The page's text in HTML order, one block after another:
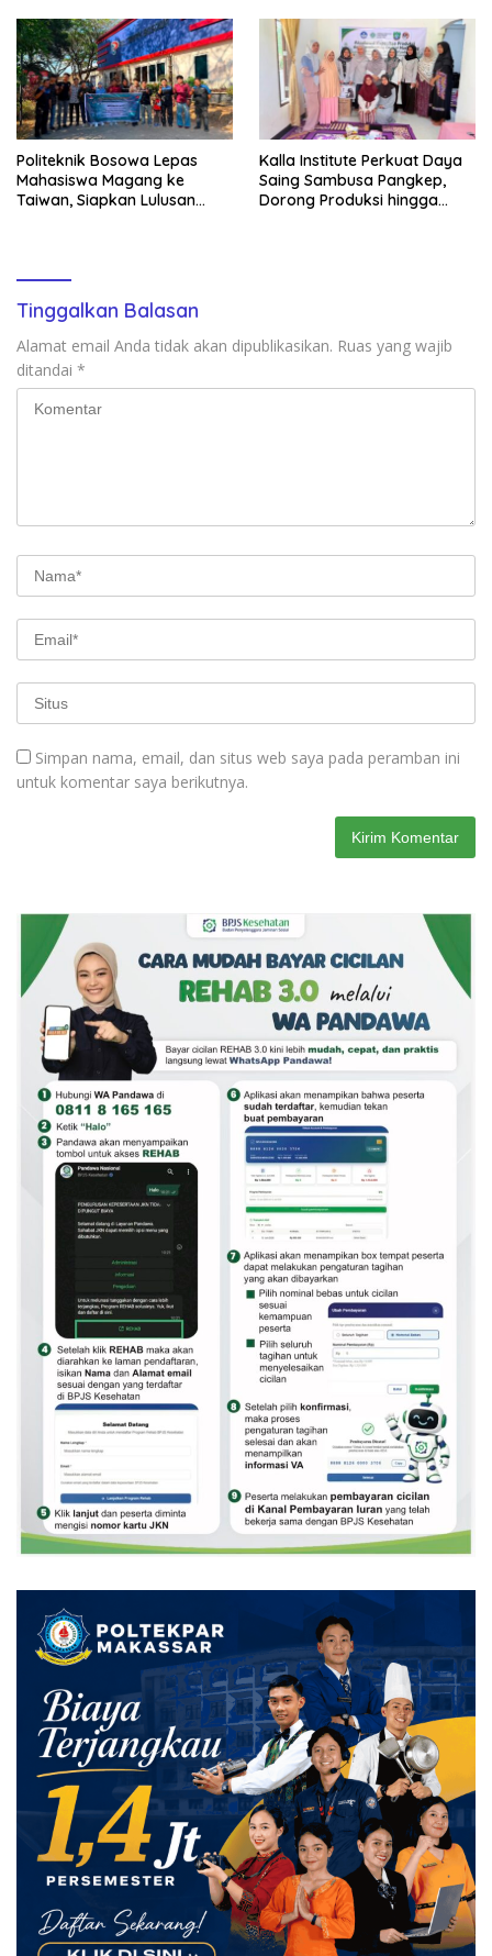
Politeknik Bosowa Lepas
Mahasiswa Magang ke
Taiwan, Siapkan Lulusan
Kalla Institute Perkuat Daya
Saing Sambusa Pangkep,
Dorong Produksi hingga
Tinggalkan Balasan
Alamat email Anda tidak akan dipublikasikan. Ruas yang wajib
ditandai *
Simpan nama, email, dan situs web saya pada peramban ini
untuk komentar saya berikutnya.